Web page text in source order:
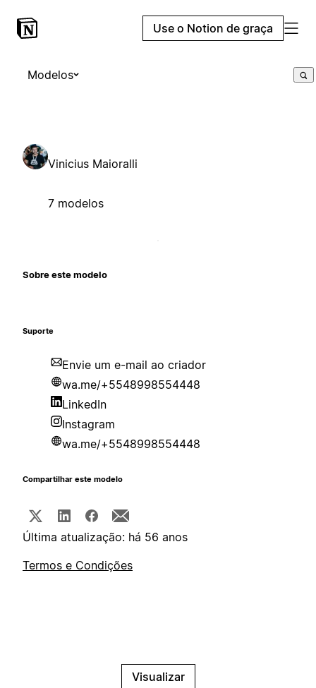
Use o Notion de graça
Modelos
Vinicius Maioralli
7 modelos
Sobre este modelo
Suporte
Envie um e-mail ao criador
wa.me/+5548998554448
LinkedIn
Instagram
wa.me/+5548998554448
Compartilhar este modelo
Última atualização: há 56 anos
Termos e Condições
Visualizar